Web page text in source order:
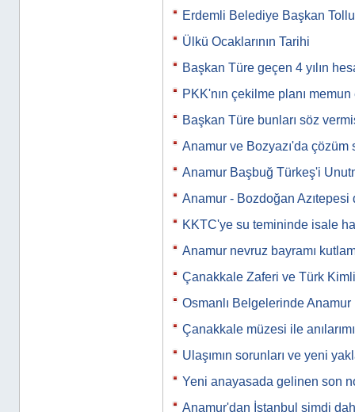
Erdemli Belediye Başkan
Ülkü Ocaklarının Tarihi
Başkan Türe geçen 4 yılın
PKK'nın çekilme planı
Başkan Türe bunları söz
Anamur ve Bozyazı'da çözüm
Anamur Başbuğ Türkeş'i
Anamur - Bozdoğan Azıtepesi
KKTC'ye su temininde isale
Anamur nevruz bayramı
Çanakkale Zaferi ve Türk
Osmanlı Belgelerinde Anamur
Çanakkale müzesi ile
Ulaşımın sorunları ve yeni
Yeni anayasada gelinen son
Anamur'dan İstanbul şimdi